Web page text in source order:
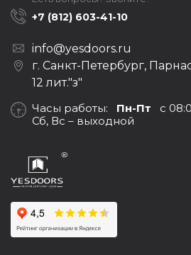
+7 (812) 603-41-10
info@yesdoors.ru
г. Санкт-Петербург,
12 лит."з"
Часы работы: Пн-Пт с
Сб, Вс – выходной